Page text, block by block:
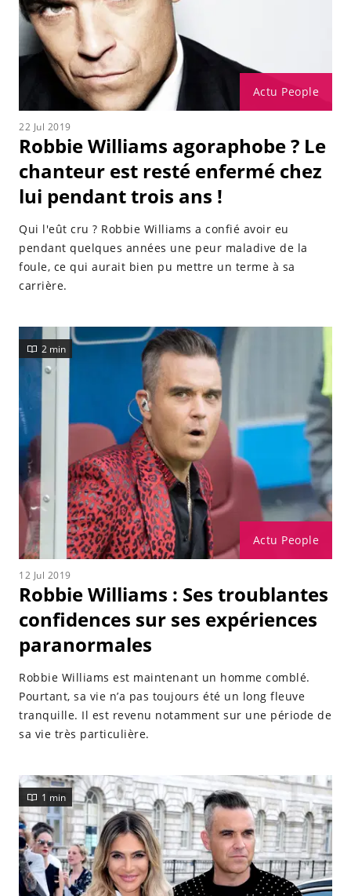
Actu People
22 Jul 2019
Robbie Williams agoraphobe ? Le
chanteur est resté enfermé chez
lui pendant trois ans !
Qui l'eût cru ? Robbie Williams a confié avoir eu
pendant quelques années une peur maladive de la
foule, ce qui aurait bien pu mettre un terme à sa
carrière.
Actu People
2 min
12 Jul 2019
Robbie Williams : Ses troublantes
confidences sur ses expériences
paranormales
Robbie Williams est maintenant un homme comblé.
Pourtant, sa vie n’a pas toujours été un long fleuve
tranquille. Il est revenu notamment sur une période de
sa vie très particulière.
1 min